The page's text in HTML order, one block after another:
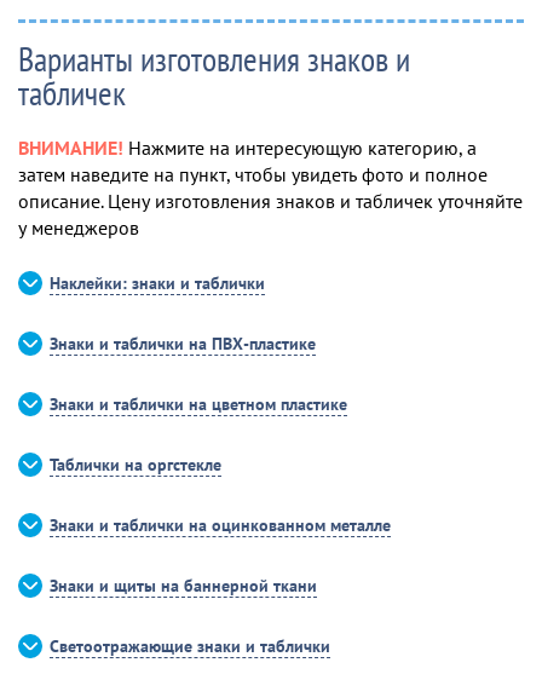
Варианты изготовления знаков и
табличек
ВНИМАНИЕ! Нажмите на интересующую категорию, а
затем наведите на пункт, чтобы увидеть фото и полное
описание. Цену изготовления знаков и табличек уточняйте
у менеджеров
Наклейки: знаки и таблички
Знаки и таблички на ПВХ-пластике
Знаки и таблички на цветном пластике
Таблички на оргстекле
Знаки и таблички на оцинкованном металле
Знаки и щиты на баннерной ткани
Светоотражающие знаки и таблички